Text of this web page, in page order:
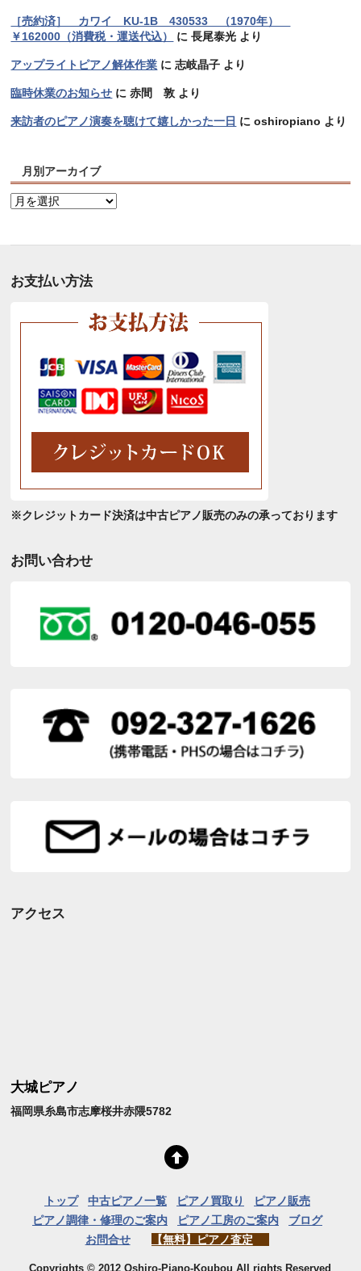
［売約済］ カワイ KU-1B 430533 （1970年）
￥162000（消費税・運送代込）
に長尾泰光 より
アップライトピアノ解体作業 に志岐晶子 より
臨時休業のお知らせ に赤間 敦 より
来訪者のピアノ演奏を聴けて嬉しかった一日 にoshiropiano より
月別アーカイブ
月
カ
お支払い方法
※クレジットカード決済は中古ピアノ販売のみの承っております
お問い合わせ
アクセス
大城ピアノ
福岡県糸島市志摩桜井赤隈5782
トップ 中古ピアノ一覧 ピアノ買取り
ピアノ販売
ピアノ調律・修理のご案内
ピアノ工房のご案内
ブログ
お問合せ
【無料】ピアノ査定